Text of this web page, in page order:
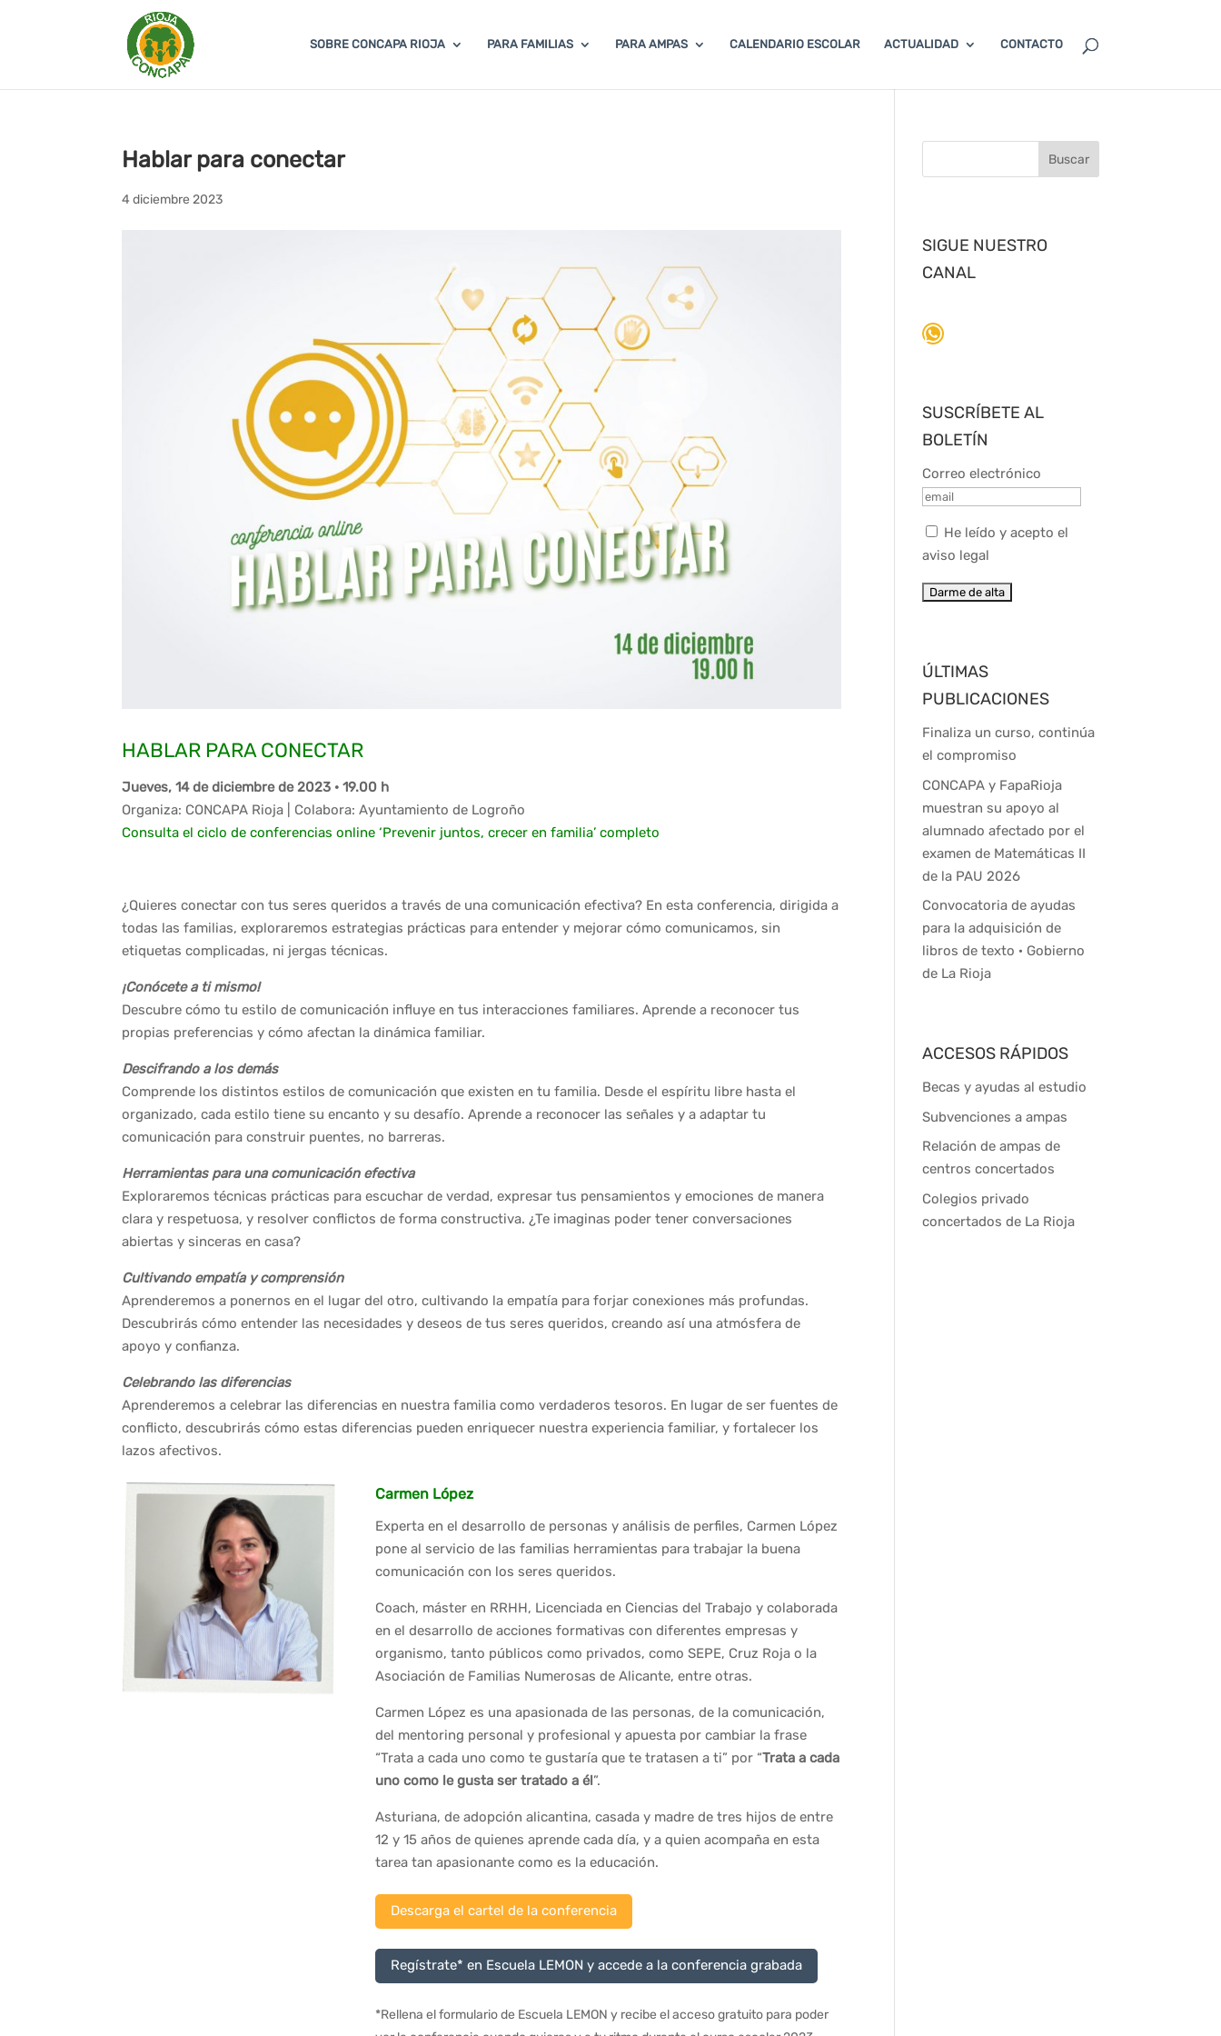
SOBRE CONCAPA RIOJA PARA FAMILIAS PARA AMPAS CALENDARIO ESCOLAR ACTUALIDAD CONTACTO
Hablar para conectar
4 diciembre 2023
HABLAR PARA CONECTAR
Jueves, 14 de diciembre de 2023 · 19.00 h
Organiza: CONCAPA Rioja | Colabora: Ayuntamiento de Logroño
Consulta el ciclo de conferencias online ‘Prevenir juntos, crecer en familia’ completo
¿Quieres conectar con tus seres queridos a través de una comunicación efectiva? En esta conferencia, dirigida a
todas las familias, exploraremos estrategias prácticas para entender y mejorar cómo comunicamos, sin
etiquetas complicadas, ni jergas técnicas.
¡Conócete a ti mismo!
Descubre cómo tu estilo de comunicación influye en tus interacciones familiares. Aprende a reconocer tus
propias preferencias y cómo afectan la dinámica familiar.
Descifrando a los demás
Comprende los distintos estilos de comunicación que existen en tu familia. Desde el espíritu libre hasta el
organizado, cada estilo tiene su encanto y su desafío. Aprende a reconocer las señales y a adaptar tu
comunicación para construir puentes, no barreras.
Herramientas para una comunicación efectiva
Exploraremos técnicas prácticas para escuchar de verdad, expresar tus pensamientos y emociones de manera
clara y respetuosa, y resolver conflictos de forma constructiva. ¿Te imaginas poder tener conversaciones
abiertas y sinceras en casa?
Cultivando empatía y comprensión
Aprenderemos a ponernos en el lugar del otro, cultivando la empatía para forjar conexiones más profundas.
Descubrirás cómo entender las necesidades y deseos de tus seres queridos, creando así una atmósfera de
apoyo y confianza.
Celebrando las diferencias
Aprenderemos a celebrar las diferencias en nuestra familia como verdaderos tesoros. En lugar de ser fuentes de
conflicto, descubrirás cómo estas diferencias pueden enriquecer nuestra experiencia familiar, y fortalecer los
lazos afectivos.
Carmen López
Experta en el desarrollo de personas y análisis de perfiles, Carmen López
pone al servicio de las familias herramientas para trabajar la buena
comunicación con los seres queridos.
Coach, máster en RRHH, Licenciada en Ciencias del Trabajo y colaborada
en el desarrollo de acciones formativas con diferentes empresas y
organismo, tanto públicos como privados, como SEPE, Cruz Roja o la
Asociación de Familias Numerosas de Alicante, entre otras.
Carmen López es una apasionada de las personas, de la comunicación,
del mentoring personal y profesional y apuesta por cambiar la frase
“Trata a cada uno como te gustaría que te tratasen a ti” por “Trata a cada
uno como le gusta ser tratado a él”.
Asturiana, de adopción alicantina, casada y madre de tres hijos de entre
12 y 15 años de quienes aprende cada día, y a quien acompaña en esta
tarea tan apasionante como es la educación.
Descarga el cartel de la conferencia
Regístrate* en Escuela LEMON y accede a la conferencia grabada
*Rellena el formulario de Escuela LEMON y recibe el acceso gratuito para poder
SIGUE NUESTRO
CANAL
WhatsApp
SUSCRÍBETE AL
BOLETÍN
Correo electrónico
He leído y acepto el
aviso legal
ÚLTIMAS
PUBLICACIONES
Finaliza un curso, continúa
el compromiso
CONCAPA y FapaRioja
muestran su apoyo al
alumnado afectado por el
examen de Matemáticas II
de la PAU 2026
Convocatoria de ayudas
para la adquisición de
libros de texto · Gobierno
de La Rioja
ACCESOS RÁPIDOS
Becas y ayudas al estudio
Subvenciones a ampas
Relación de ampas de
centros concertados
Colegios privado
concertados de La Rioja